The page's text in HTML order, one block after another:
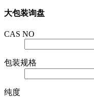
大包装询盘
CAS NO
包装规格
纯度